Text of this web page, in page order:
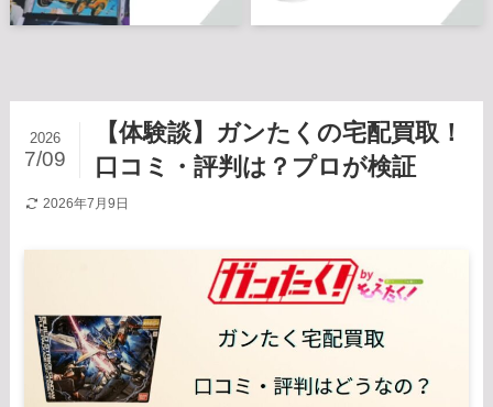
【体験談】ガンたくの宅配買取！
口コミ・評判は？プロが検証
2026
7/09
2026年7月9日